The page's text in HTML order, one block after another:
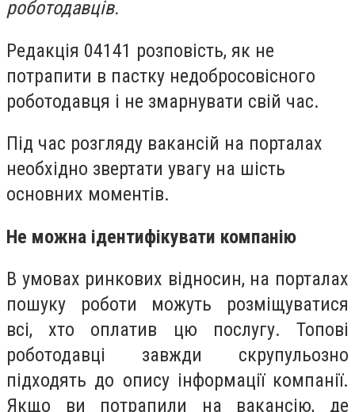
роботодавців.
Редакція 04141 розповість, як не
потрапити в пастку недобросовісного
роботодавця і не змарнувати свій час.
Під час розгляду вакансій на порталах
необхідно звертати увагу на шість
основних моментів.
Не можна ідентифікувати компанію
В умовах ринкових відносин, на порталах
пошуку роботи можуть розміщуватися
всі, хто оплатив цю послугу. Топові
роботодавці завжди скрупульозно
підходять до опису інформації компанії.
Якщо ви потрапили на вакансію, де